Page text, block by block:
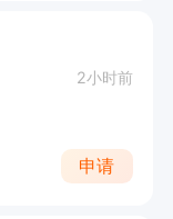
2小时前
申请